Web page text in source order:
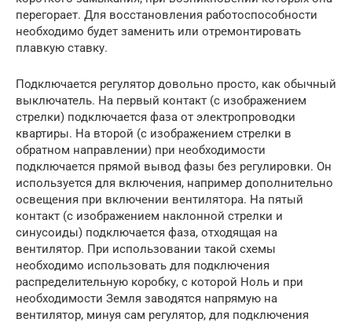
перегорает. Для восстановления работоспособности
необходимо будет заменить или отремонтировать
плавкую ставку.
Подключается регулятор довольно просто, как обычный
выключатель. На первый контакт (с изображением
стрелки) подключается фаза от электропроводки
квартиры. На второй (с изображением стрелки в
обратном направлении) при необходимости
подключается прямой вывод фазы без регулировки. Он
используется для включения, например дополнительно
освещения при включении вентилятора. На пятый
контакт (с изображением наклонной стрелки и
синусоиды) подключается фаза, отходящая на
вентилятор. При использовании такой схемы
необходимо использовать для подключения
распределительную коробку, с которой Ноль и при
необходимости Земля заводятся напрямую на
вентилятор, минуя сам регулятор, для подключения